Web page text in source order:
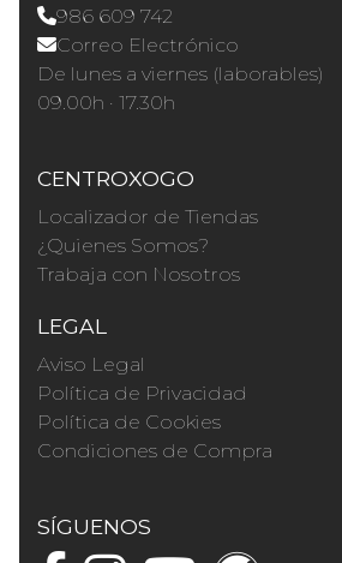
986 609 742
Correo Electrónico
De lunes a viernes (laborables)
09.00h · 17.30h
CENTROXOGO
Localizador de Tiendas
¿Quienes Somos?
Trabaja con Nosotros
LEGAL
Aviso Legal
Política de Privacidad
Política de Cookies
Condiciones de Compra
SÍGUENOS